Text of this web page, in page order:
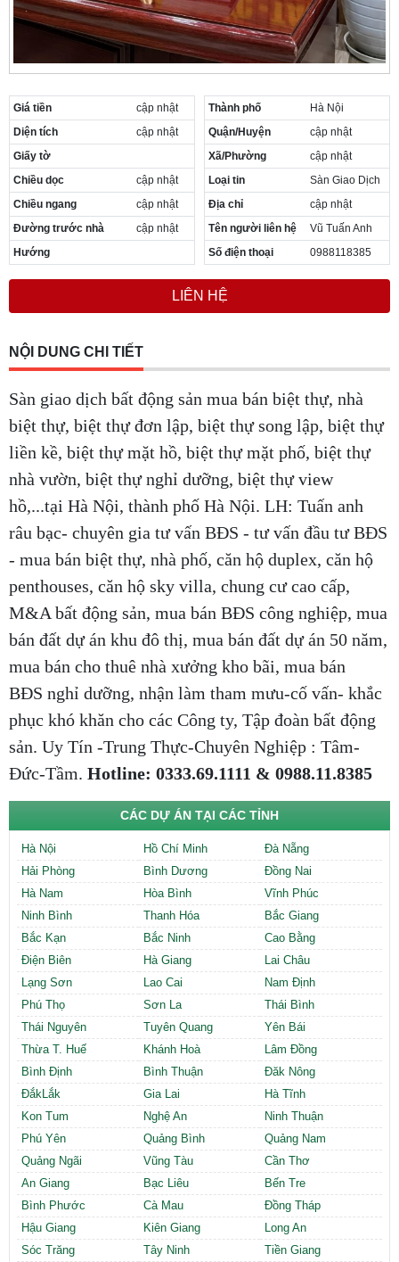
Giá tiền
cập nhật
Diện tích
cập nhật
Giấy tờ
Chiều dọc
cập nhật
Chiều ngang
cập nhật
Đường trước nhà
cập nhật
Hướng
Thành phố
Hà Nội
Quận/Huyện
cập nhật
Xã/Phường
cập nhật
Loại tin
Sàn Giao Dịch
Địa chỉ
cập nhật
Tên người liên hệ
Vũ Tuấn Anh
Số điện thoại
0988118385
LIÊN HỆ
NỘI DUNG CHI TIẾT
Sàn giao dịch bất động sản mua bán biệt thự, nhà
biệt thự, biệt thự đơn lập, biệt thự song lập, biệt thự
liền kề, biệt thự mặt hồ, biệt thự mặt phố, biệt thự
nhà vườn, biệt thự nghỉ dưỡng, biệt thự view
hồ,...tại Hà Nội, thành phố Hà Nội. LH: Tuấn anh
râu bạc- chuyên gia tư vấn BĐS - tư vấn đầu tư BĐS
- mua bán biệt thự, nhà phố, căn hộ duplex, căn hộ
penthouses, căn hộ sky villa, chung cư cao cấp,
M&A bất động sản, mua bán BĐS công nghiệp, mua
bán đất dự án khu đô thị, mua bán đất dự án 50 năm,
mua bán cho thuê nhà xưởng kho bãi, mua bán
BĐS nghỉ dưỡng, nhận làm tham mưu-cố vấn- khắc
phục khó khăn cho các Công ty, Tập đoàn bất động
sản. Uy Tín -Trung Thực-Chuyên Nghiệp : Tâm-
Đức-Tầm. Hotline: 0333.69.1111 & 0988.11.8385
CÁC DỰ ÁN TẠI CÁC TỈNH
Hà Nội Hồ Chí Minh
Đà Nẵng
Hải Phòng
Bình Dương
Đồng Nai
Hà Nam
Hòa Bình
Vĩnh Phúc
Ninh Bình
Thanh Hóa
Bắc Giang
Bắc Kạn
Bắc Ninh
Cao Bằng
Điện Biên
Hà Giang
Lai Châu
Lạng Sơn
Lao Cai
Nam Định
Phú Thọ
Sơn La
Thái Bình
Thái Nguyên
Tuyên Quang
Yên Bái
Thừa T. Huế
Khánh Hoà
Lâm Đồng
Bình Định
Bình Thuận
Đăk Nông
ĐắkLắk
Gia Lai
Hà Tĩnh
Kon Tum
Nghệ An
Ninh Thuận
Phú Yên
Quảng Bình
Quảng Nam
Quảng Ngãi
Vũng Tàu
Cần Thơ
An Giang
Bạc Liêu
Bến Tre
Bình Phước
Cà Mau
Đồng Tháp
Hậu Giang
Kiên Giang
Long An
Sóc Trăng
Tây Ninh Tiền Giang